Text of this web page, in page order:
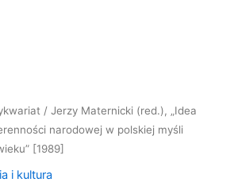
/ Jerzy Maternicki (red.), „Idea
narodowej w polskiej myśli
[1989]
i kultura